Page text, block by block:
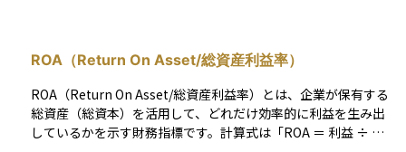
比率、コーポレートガバナンス体制などの厳しい基準を満たす
必要があります。そのため、プライム市場に上場している企業
は、信頼性や成長性が高いと評価される傾向があります。投資
初心者にとっても、この市場に上場している銘柄は比較的安心
して調べ始める対象として適しています。
ROA（Return On Asset/総資産利益率）
ROA（Return On Asset/総資産利益率）とは、企業が保有する
総資産（総資本）を活用して、どれだけ効率的に利益を生み出
しているかを示す財務指標です。計算式は「ROA ＝ 利益 ÷ 総